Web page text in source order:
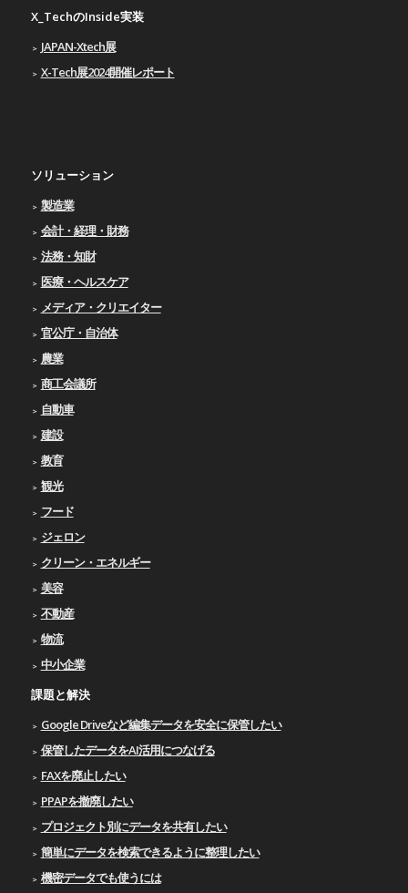
X_TechのInside実装
JAPAN-Xtech展
X-Tech展2024開催レポート
ソリューション
製造業
会計・経理・財務
法務・知財
医療・ヘルスケア
メディア・クリエイター
官公庁・自治体
農業
商工会議所
自動車
建設
教育
観光
フード
ジェロン
クリーン・エネルギー
美容
不動産
物流
中小企業
課題と解決
Google Driveなど編集データを安全に保管したい
保管したデータをAI活用につなげる
FAXを廃止したい
PPAPを撤廃したい
プロジェクト別にデータを共有したい
簡単にデータを検索できるように整理したい
機密データでも使うには